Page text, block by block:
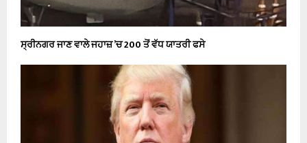
ਸ੍ਰੀਨਗਰ ਜਾਣ ਵਾਲੇ ਜਹਾਜ਼ ’ਚ 200 ਤੋਂ ਵੱਧ ਯਾਤਰੀ ਫਸੇ